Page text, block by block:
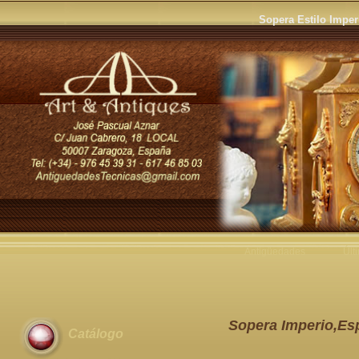
Sopera Estilo
Catálogo
Sopera